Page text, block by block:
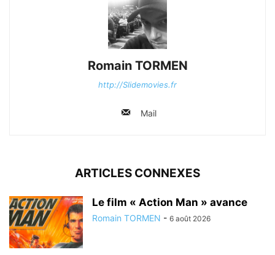
Romain TORMEN
http://Slidemovies.fr
Mail
ARTICLES CONNEXES
Le film « Action Man » avance
Romain TORMEN - 6 août 2026